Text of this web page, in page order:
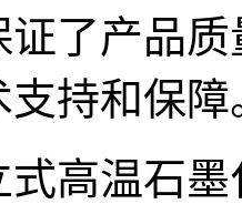
证了产品
支持和保障
式高温石